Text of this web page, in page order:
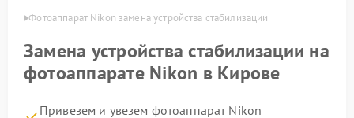
Фотоаппарат Nikon замена устройства стабилизации
Замена устройства стабилизации на
фотоаппарате Nikon в Кирове
Привезем и увезем фотоаппарат Nikon